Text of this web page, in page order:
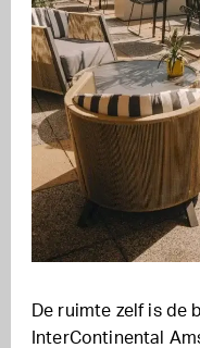
De ruimte zelf is de
InterContinental